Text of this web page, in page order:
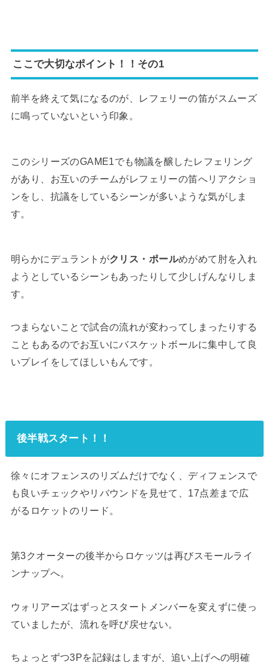
ここで大切なポイント！！その1
前半を終えて気になるのが、レフェリーの笛がスムーズ
に鳴っていないという印象。
このシリーズのGAME1でも物議を醸したレフェリング
があり、お互いのチームがレフェリーの笛へリアクショ
ンをし、抗議をしているシーンが多いような気がしま
す。
明らかにデュラントがクリス・ポールめがめて肘を入れ
ようとしているシーンもあったりして少しげんなりしま
す。
つまらないことで試合の流れが変わってしまったりする
こともあるのでお互いにバスケットボールに集中して良
いプレイをしてほしいもんです。
後半戦スタート！！
徐々にオフェンスのリズムだけでなく、ディフェンスで
も良いチェックやリバウンドを見せて、17点差まで広
がるロケットのリード。
第3クオーターの後半からロケッツは再びスモールライ
ンナップへ。
ウォリアーズはずっとスタートメンバーを変えずに使っ
ていましたが、流れを呼び戻せない。
ちょっとずつ3Pを記録はしますが、追い上げへの明確